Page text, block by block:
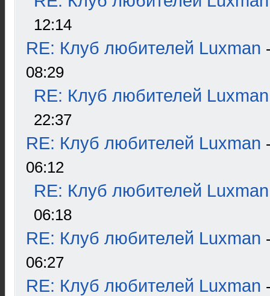
12:14
RE: Клуб любителей Luxman
08:29
RE: Клуб любителей Luxman
22:37
RE: Клуб любителей Luxman
06:12
RE: Клуб любителей Luxman
06:18
RE: Клуб любителей Luxman
06:27
RE: Клуб любителей Luxman